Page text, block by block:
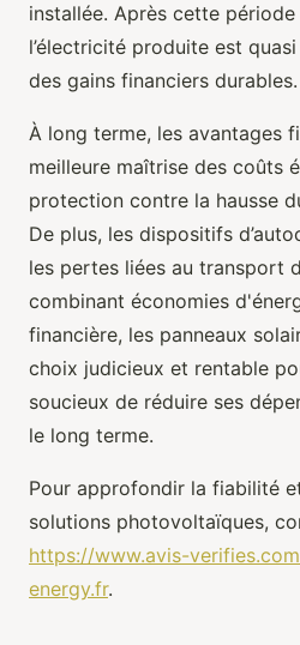
installée. Après cette période
l’électricité produite est
des gains financiers durables.
À long terme, les avantages
meilleure maîtrise des coûts
protection contre la hausse
De plus, les dispositifs
les pertes liées au transport
combinant économies
financière, les panneaux
choix judicieux et rentable
soucieux de réduire ses
le long terme.
Pour approfondir la fiabilité
solutions photovoltaïques,
https://www.avis-
energy.fr.